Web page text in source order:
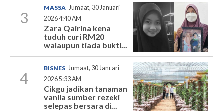
3
MASSA Jumaat, 30 Januari
2026 4:40 AM
Zara Qairina kena
tuduh curi RM20
walaupun tiada bukti...
4
BISNES Jumaat, 30 Januari
2026 5:33 AM
Cikgu jadikan tanaman
vanila sumber rezeki
selepas bersara di...